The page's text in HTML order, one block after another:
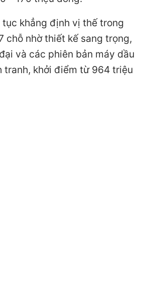
khẳng định vị thế trong
chỗ nhờ thiết kế sang trọng,
và các phiên bản máy dầu
tranh, khởi điểm từ 964 triệu